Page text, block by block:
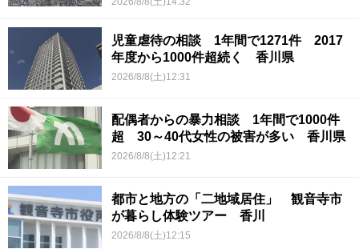
児童虐待の相談 1年間で1271件 2017
年度から1000件超続く 香川県
2026/8/8(土)12:31
配偶者からの暴力相談 1年間で1000件
超 30～40代女性の被害が多い 香川県
2026/8/8(土)12:21
都市と地方の「二地域居住」 観音寺市
が暮らし体験ツアー 香川
2026/8/8(土)12:15